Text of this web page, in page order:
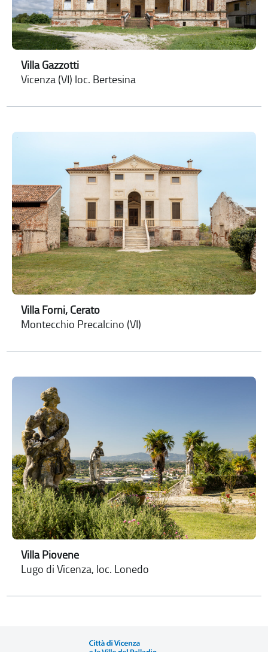
Villa Gazzotti
Vicenza (VI) loc. Bertesina
Villa Forni, Cerato
Montecchio Precalcino (VI)
Villa Piovene
Lugo di Vicenza, loc. Lonedo